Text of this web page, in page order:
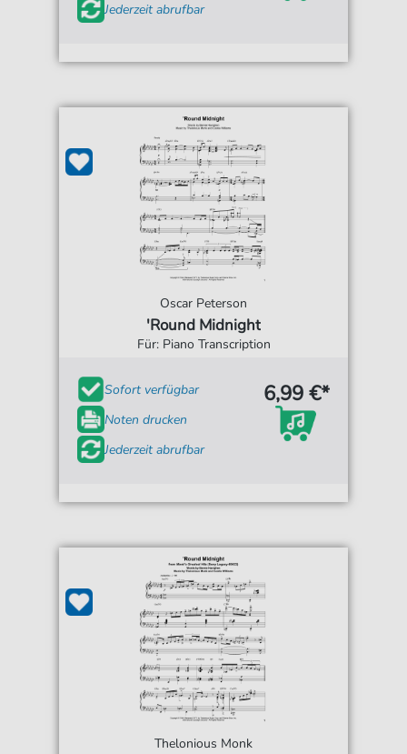
Jederzeit abrufbar
Oscar Peterson
'Round Midnight
Für: Piano Transcription
Sofort verfügbar
Noten drucken
Jederzeit abrufbar
6,99 €*
Thelonious Monk